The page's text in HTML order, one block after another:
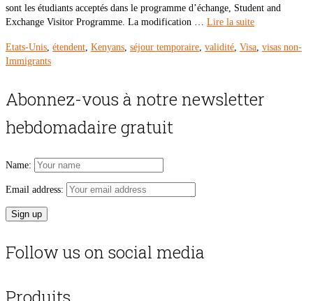
sont les étudiants acceptés dans le programme d’échange, Student and
Exchange Visitor Programme. La modification … Lire la suite
Etats-Unis, étendent, Kenyans, séjour temporaire, validité, Visa, visas non-
Immigrants
Abonnez-vous à notre newsletter
hebdomadaire gratuit
Name:
Email address:
Follow us on social media